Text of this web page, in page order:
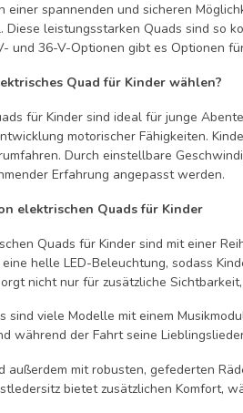
einer spannenden und sicheren
Diese leistungsstarken Quads sind so
und 36-V-Optionen gibt es Optionen
Quad für Kinder wählen?
für Kinder sind ideal für junge
motorischer Fähigkeiten.
Durch einstellbare
Erfahrung angepasst werden.
elektrischen Quads für Kinder
Quads für Kinder sind mit einer
helle LED-Beleuchtung, sodass
nicht nur für zusätzliche
sind viele Modelle mit einem
während der Fahrt seine
außerdem mit robusten, gefederten
bietet zusätzlichen Komfort,